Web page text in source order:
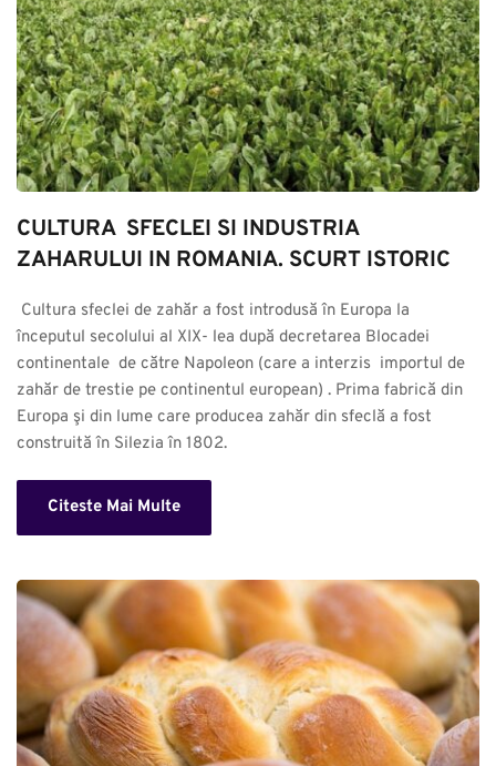
CULTURA  SFECLEI SI INDUSTRIA
ZAHARULUI IN ROMANIA. SCURT ISTORIC
începutul secolului al XIX- lea după decretarea Blocadei
continentale  de către Napoleon (care a interzis  importul de
zahăr de trestie pe continentul european) . Prima fabrică din
Europa şi din lume care producea zahăr din sfeclă a fost
construită în Silezia în 1802.
Citeste Mai Multe